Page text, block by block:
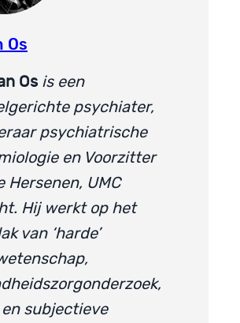
Os
Os is een
psychiater,
psychiatrische
en Voorzitter
Hersenen, UMC
Hij werkt op het
van ‘harde’
subjectieve